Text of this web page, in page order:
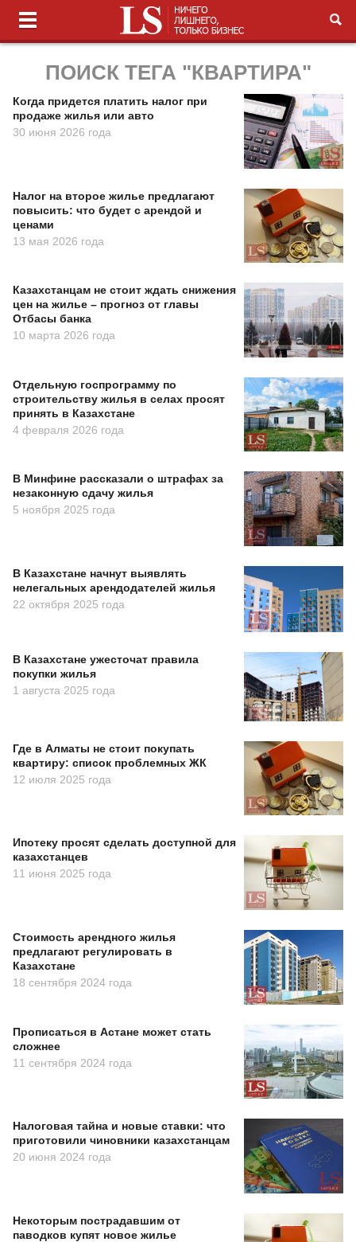
ПОИСК ТЕГА "КВАРТИРА"
Когда придется платить налог при
продаже жилья или авто
30 июня 2026 года
Налог на второе жилье предлагают
повысить: что будет с арендой и
ценами
13 мая 2026 года
Казахстанцам не стоит ждать снижения
цен на жилье – прогноз от главы
Отбасы банка
10 марта 2026 года
Отдельную госпрограмму по
строительству жилья в селах просят
принять в Казахстане
4 февраля 2026 года
В Минфине рассказали о штрафах за
незаконную сдачу жилья
5 ноября 2025 года
В Казахстане начнут выявлять
нелегальных арендодателей жилья
22 октября 2025 года
В Казахстане ужесточат правила
покупки жилья
1 августа 2025 года
Где в Алматы не стоит покупать
квартиру: список проблемных ЖК
12 июля 2025 года
Ипотеку просят сделать доступной для
казахстанцев
11 июня 2025 года
Стоимость арендного жилья
предлагают регулировать в
Казахстане
18 сентября 2024 года
Прописаться в Астане может стать
сложнее
11 сентября 2024 года
Налоговая тайна и новые ставки: что
приготовили чиновники казахстанцам
20 июня 2024 года
Некоторым пострадавшим от
паводков купят новое жилье